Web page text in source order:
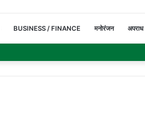
BUSINESS / FINANCE मनोरंजन अपराध